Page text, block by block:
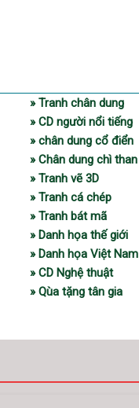
» Tranh chân dung
» CD người nổi tiếng
» chân dung cổ điển
» Chân dung chì than
» Tranh vẽ 3D
» Tranh cá chép
» Tranh bát mã
» Danh họa thế giới
» Danh họa Việt Nam
» CD Nghệ thuật
» Qùa tặng tân gia